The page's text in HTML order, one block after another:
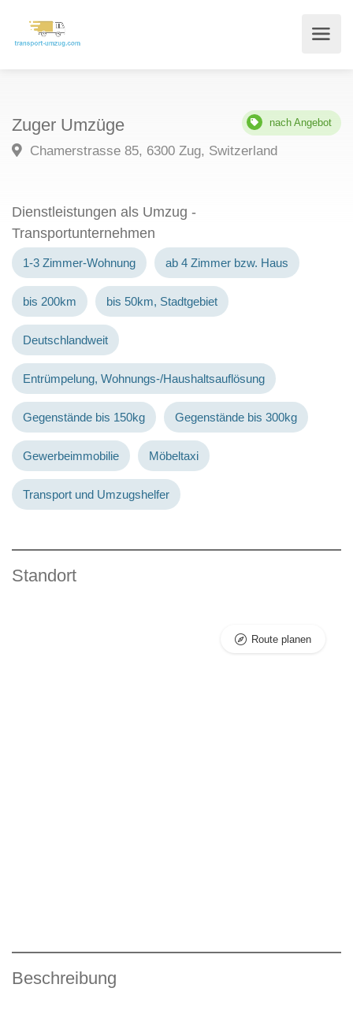
Zuger Umzüge nach Angebot
Chamerstrasse 85, 6300 Zug, Switzerland
Dienstleistungen als Umzug -
Transportunternehmen
1-3 Zimmer-Wohnung ab 4 Zimmer bzw. Haus
bis 200km bis 50km, Stadtgebiet
Deutschlandweit
Entrümpelung, Wohnungs-/Haushaltsauflösung
Gegenstände bis 150kg Gegenstände bis 300kg
Gewerbeimmobilie Möbeltaxi
Transport und Umzugshelfer
Standort
Route planen
Beschreibung